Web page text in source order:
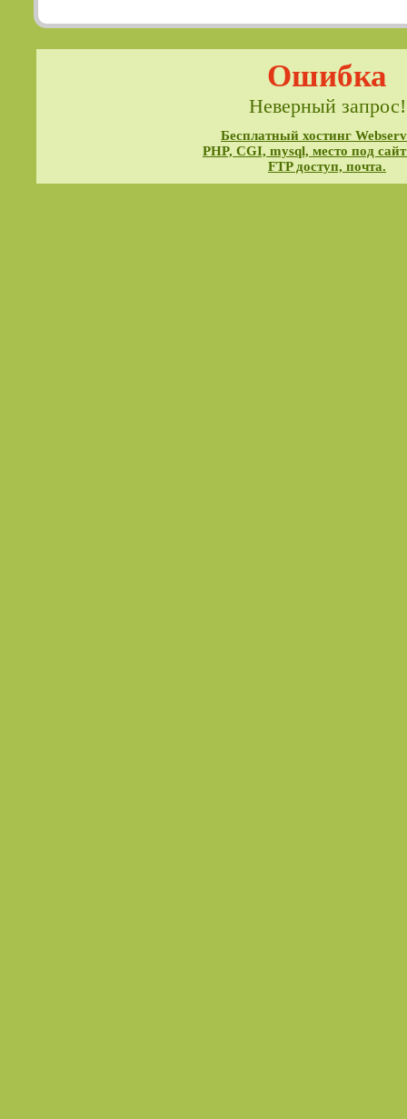
Ошибка
Неверный запрос!
Бесплатный хостинг
PHP, CGI, mysql, место под
FTP доступ, почта.